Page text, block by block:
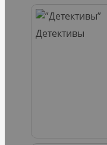
Детективы